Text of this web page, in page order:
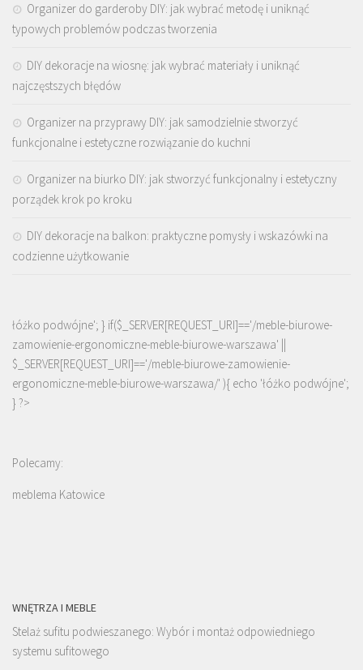
Organizer do garderoby DIY: jak wybrać metodę i uniknąć
typowych problemów podczas tworzenia
DIY dekoracje na wiosnę: jak wybrać materiały i uniknąć
najczęstszych błędów
Organizer na przyprawy DIY: jak samodzielnie stworzyć
funkcjonalne i estetyczne rozwiązanie do kuchni
Organizer na biurko DIY: jak stworzyć funkcjonalny i estetyczny
porządek krok po kroku
DIY dekoracje na balkon: praktyczne pomysły i wskazówki na
codzienne użytkowanie
łóżko podwójne'; } if($_SERVER[REQUEST_URI]=='/meble-biurowe-
zamowienie-ergonomiczne-meble-biurowe-warszawa' ||
$_SERVER[REQUEST_URI]=='/meble-biurowe-zamowienie-
ergonomiczne-meble-biurowe-warszawa/' ){ echo 'łóżko podwójne';
} ?>
Polecamy:
meblema Katowice
WNĘTRZA I MEBLE
Stelaż sufitu podwieszanego: Wybór i montaż odpowiedniego
systemu sufitowego